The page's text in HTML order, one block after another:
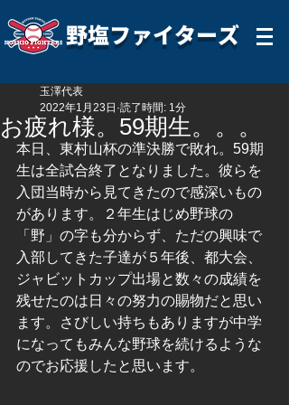
野塩ファイターズ
お疲れ様。59期生。。。
玉澤代表
2022年1月23日 読了時間: 1分
本日、東村山杯の準決勝で敗れ。59期
生は全試合終了となりました。彼らを
入団当時から見てきたので感深いもの
があります。２年生はじめ野球の
「野」の字も分からず、ただの興味で
入部してきた子達が５年後、都大会、
ジャビットカップ出場と数々の成績を
残せたのは日々の努力の賜物だと思い
ます。さびしい持ちもありますが中学
になってもみんな野球を続けるような
のでお応援したと思います。